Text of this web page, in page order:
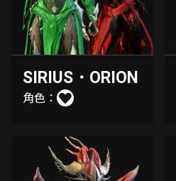
SIRIUS・ORION
角色：